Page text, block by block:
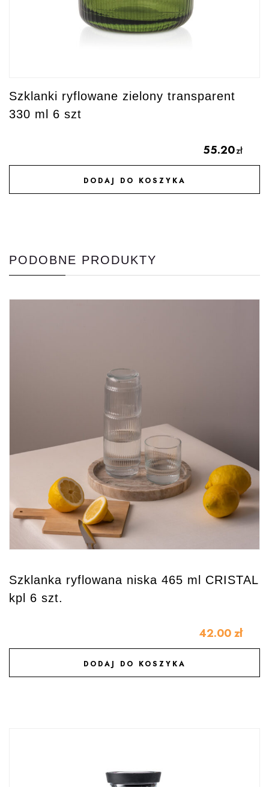
Szklanki ryflowane zielony transparent
330 ml 6 szt
55.20zł
DODAJ DO KOSZYKA
DODAJ DO ULUBIONYCH
PODOBNE PRODUKTY
Szklanka ryflowana niska 465 ml CRISTAL
kpl 6 szt.
42.00 zł
DODAJ DO KOSZYKA
DODAJ DO ULUBIONYCH